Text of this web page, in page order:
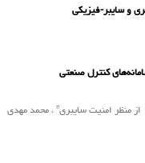
و سایبر-فیزیکی
کنترل صنعتی
[۱] : کتاب “پروتکل کنترل صنعتیIEC 60870-5-104 از منظر امنیت سایبری” ، محمد مهدی